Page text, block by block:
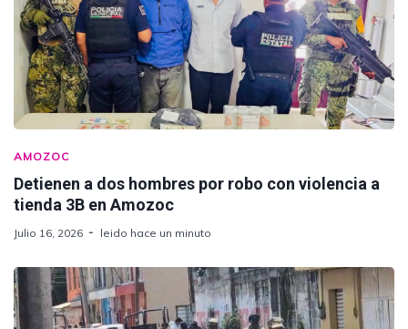
AMOZOC
Detienen a dos hombres por robo con violencia a
tienda 3B en Amozoc
Julio 16, 2026 leido hace un minuto